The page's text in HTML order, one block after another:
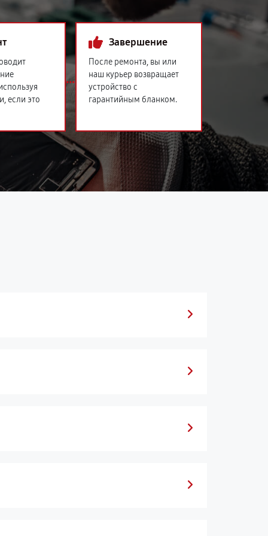
если это
Завершение
После ремонта, вы или
наш курьер возвращает
устройство с
гарантийным бланком.